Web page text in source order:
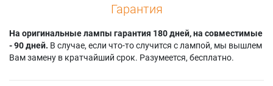
HD61LPW42YX1
Гарантия
На оригинальные лампы гарантия 180 дней, на совместимые
- 90 дней. В случае, если что-то случится с лампой, мы вышлем
Вам замену в кратчайший срок. Разумеется, бесплатно.